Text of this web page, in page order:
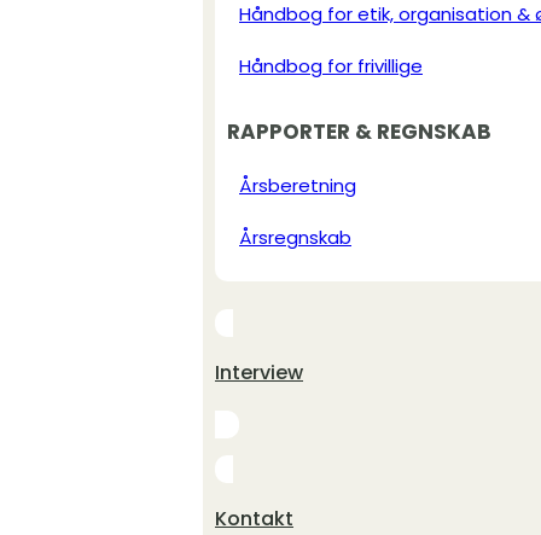
Håndbog for etik, organisation &
Håndbog for frivillige
RAPPORTER & REGNSKAB
Årsberetning
Årsregnskab
Interview
Kontakt